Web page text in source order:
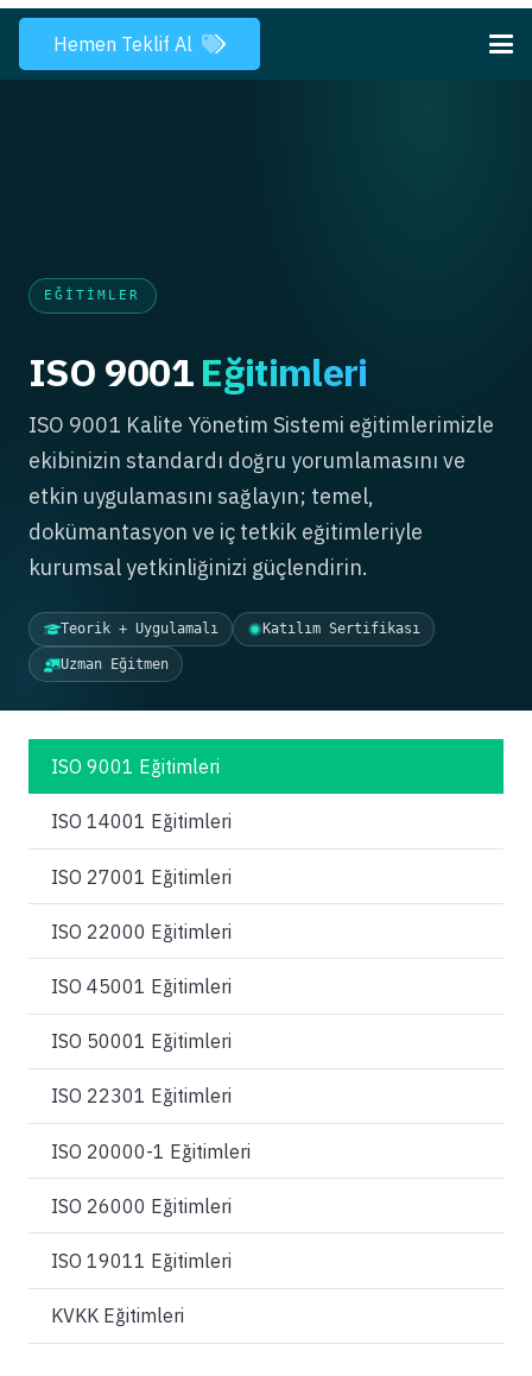
Hemen Teklif Al
EĞITIMLER
ISO 9001Eğitimleri
ISO 9001 Kalite Yönetim Sistemi eğitimlerimizle
ekibinizin standardı doğru yorumlamasını ve
etkin uygulamasını sağlayın; temel,
dokümantasyon ve iç tetkik eğitimleriyle
kurumsal yetkinliğinizi güçlendirin.
Teorik + Uygulamalı Katılım Sertifikası
Uzman Eğitmen
ISO 9001 Eğitimleri
ISO 14001 Eğitimleri
ISO 27001 Eğitimleri
ISO 22000 Eğitimleri
ISO 45001 Eğitimleri
ISO 50001 Eğitimleri
ISO 22301 Eğitimleri
ISO 20000-1 Eğitimleri
ISO 26000 Eğitimleri
ISO 19011 Eğitimleri
KVKK Eğitimleri